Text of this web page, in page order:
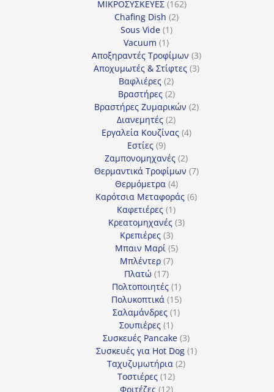
ΜΙΚΡΟΣΥΣΚΕΥΕΣ 162162
Chafing Dish 22
Sous Vide 11
Vacuum 11
προϊόν
Αποξηραντές Τροφίμων 33
προϊόντα
Αποχυμωτές & Στίφτες 33
Βαφλιέρες 22
προϊόντα
Βραστήρες 22
προϊόντα
Βραστήρες Ζυμαρικών 22
Διανεμητές 22
προϊόντα
Εργαλεία Κουζίνας 44
Εστίες 99
προϊόντα
Ζαμπονομηχανές 22
προϊόντα
Θερμαντικά Τροφίμων 77
Θερμόμετρα 44
προϊόντα
Καρότσια Μεταφοράς 66
Καφετιέρες 11
προϊόν
Κρεατομηχανές 33
Κρεπιέρες 33
προϊόντα
Μπαιν Μαρί 55
Μπλέντερ 77
Πλατώ 1717
προϊόντα
Πολτοποιητές 11
προϊόν
Πολυκοπτικά 1515
προϊόντα
Σαλαμάνδρες 11
Σουπιέρες 11
προϊόν
Συσκευές Pancake 33
προϊόντα
Συσκευές για Hot Dog 11
Ταχυζυμωτήρια 22
Τοστιέρες 1212
προϊόντα
Φριτέζες 1212